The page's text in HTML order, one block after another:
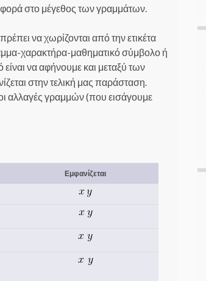
στο μέγεθος των γραμμάτων.
να χωρίζονται από την ετικέτα
χαρακτήρα-μαθηματικό σύμβολο ή
είναι να αφήνουμε και μεταξύ των
στην τελική μας παράσταση.
οι αλλαγές γραμμών (που εισάγουμε
Εμφανίζεται